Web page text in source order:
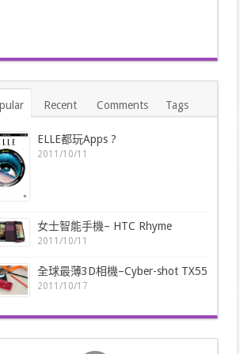
Recent Comments Tags
ELLE都玩Apps ?
2011/10/11
女士智能手機– HTC Rhyme
2011/10/11
全球最薄3D相機–Cyber-shot TX55
2011/10/17